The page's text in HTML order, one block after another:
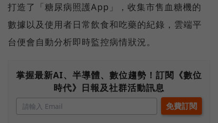
打造了「糖尿病照護App」，收集市售血糖機的
數據以及使用者日常飲食和吃藥的紀錄，雲端平
台便會自動分析即時監控病情狀況。
掌握最新AI、半導體、數位趨勢！訂閱《數位
時代》日報及社群活動訊息